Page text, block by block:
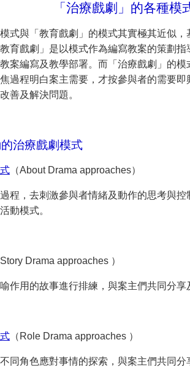
「治療戲劇」的各種模
模式與「教育戲劇」的模式其實極其近似
育戲劇」是以模式作為編寫教案的策劃
案編寫及教學部署。而「治療戲劇」的
過程明白案主需要，才按參與者的需要
善及解決問題。
治療戲劇模式
（About Drama approaches）
程，去刺激參與者情緒及動作的思考與
動模式。
Story Drama approaches ）
作用的故事進行排練，與案主們共同分
（Role Drama approaches ）
同角色應對事情的探索，與案主們共同